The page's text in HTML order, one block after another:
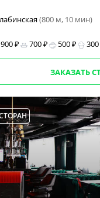
(800 м, 10 мин)
₽ 700 ₽ 500 ₽
ЗАКАЗАТЬ